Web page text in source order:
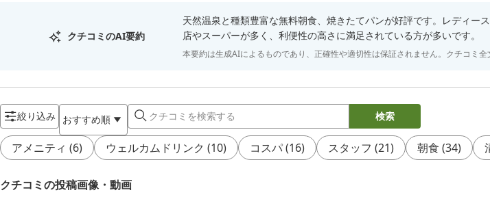
クチコミのAI要約
天然温泉と種類豊富な無料朝食、焼きたてパンが好評です。レディー
店やスーパーが多く、利便性の高さに満足されている方が多いです。
本要約は生成AIによるものであり、正確性や適切性は保証されません。クチコミ全
絞り込み おすすめ順 検索
アメニティ (6) ウェルカムドリンク (10) コスパ(16) スタッフ (21) 朝食 (34)
クチコミの投稿画像・動画